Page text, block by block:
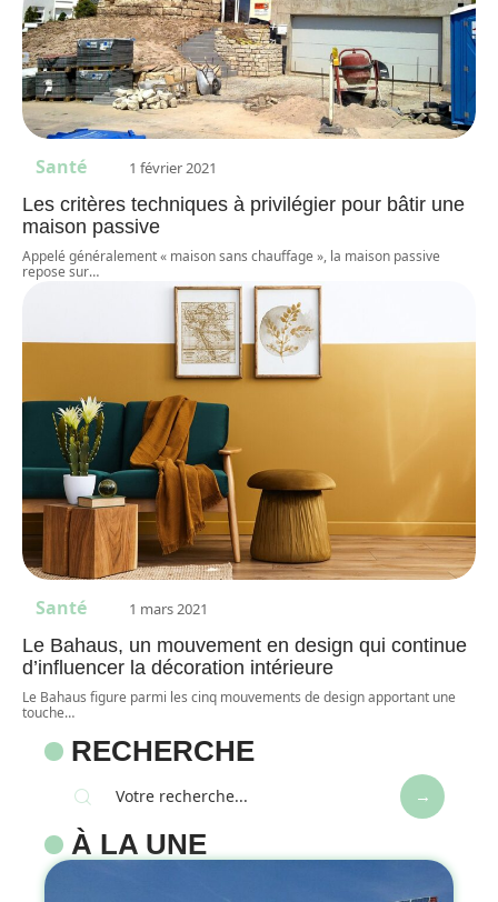
Santé 1 février 2021
Les critères techniques à privilégier pour bâtir une
maison passive
Appelé généralement « maison sans chauffage », la maison passive
repose sur…
Santé 1 mars 2021
Le Bahaus, un mouvement en design qui continue
d’influencer la décoration intérieure
Le Bahaus figure parmi les cinq mouvements de design apportant une
touche…
RECHERCHE
À LA UNE